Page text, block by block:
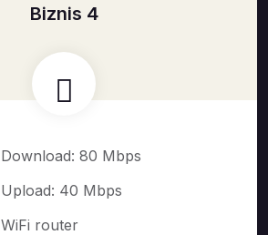
Biznis 4
Download: 80 Mbps
Upload: 40 Mbps
WiFi router